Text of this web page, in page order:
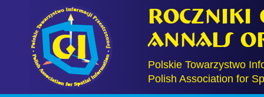
Roczniki
Annals
Polskie Towarzystwo
Polish Association for